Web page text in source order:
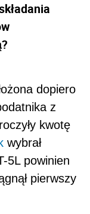
dopiero
z
kwotę
wybrał
5L powinien
pierwszy